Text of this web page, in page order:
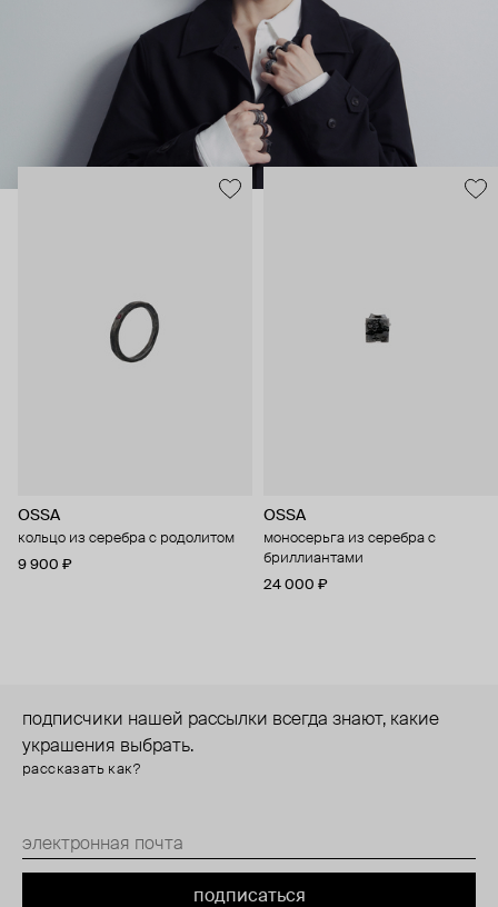
OSSA
кольцо из серебра с родолитом
9 900 ₽
OSSA
моносерьга из серебра с
бриллиантами
24 000 ₽
подписчики нашей рассылки всегда знают, какие
украшения выбрать.
рассказать как?
подписаться